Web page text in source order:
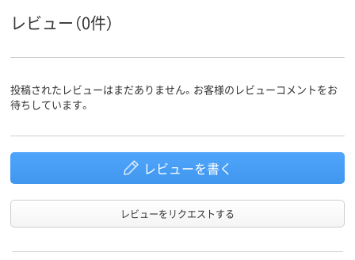
カラーグ
ループ
グリーン系
レビュー（0件）
投稿されたレビューはまだありません。お客様のレビューコメントをお
待ちしています。
レビューを書く
レビューをリクエストする